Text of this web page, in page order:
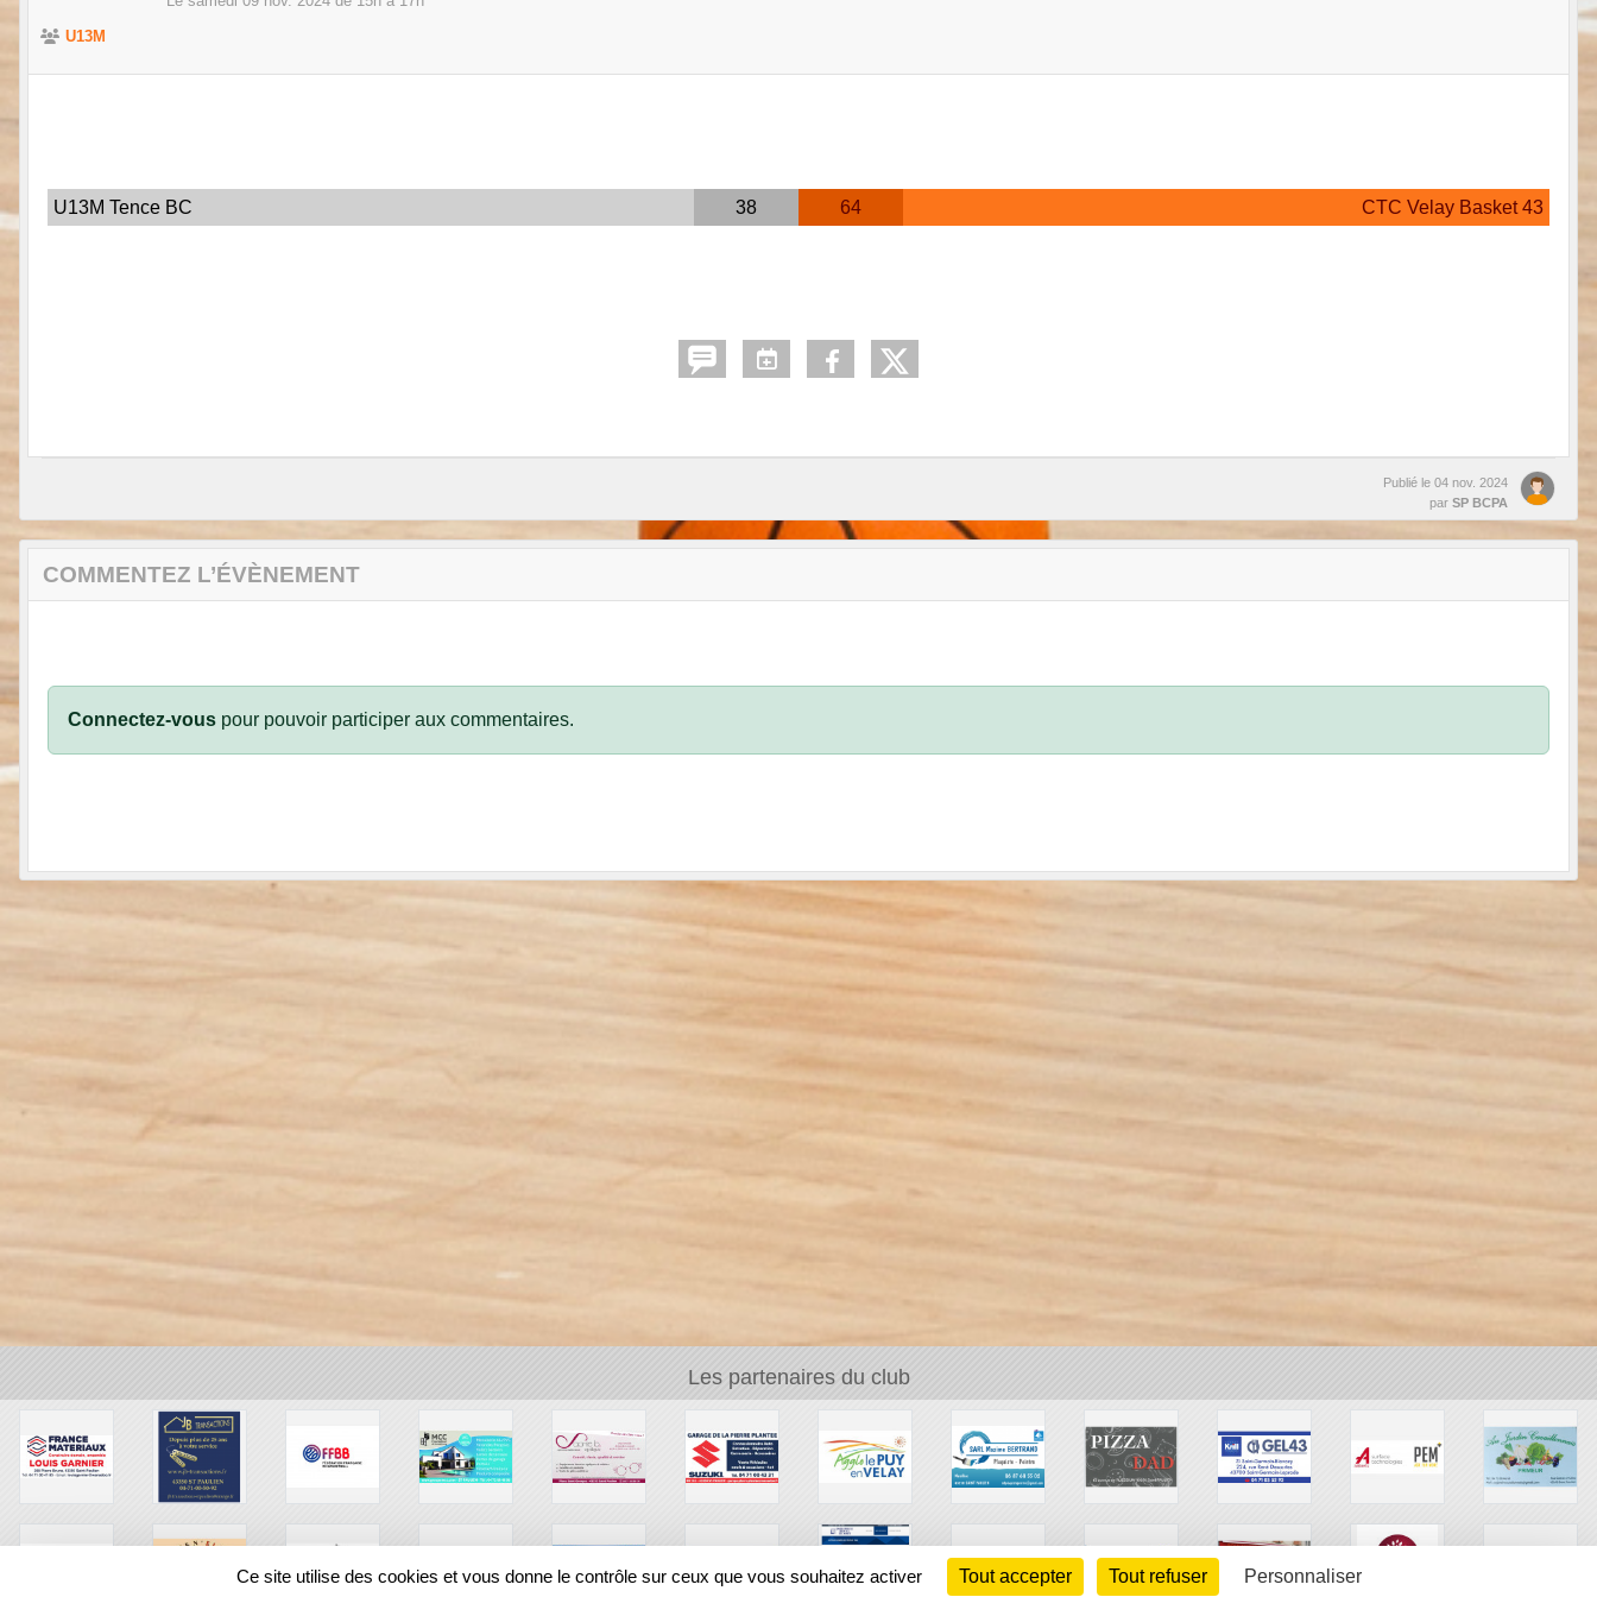
U13M
U13M Tence BC 38 64 CTC Velay Basket 43
Publié le 04 nov. 2024
par SP BCPA
COMMENTEZ L’ÉVÈNEMENT
Connectez-vous pour pouvoir participer aux commentaires.
Les partenaires du club
Ce site utilise des cookies et vous donne le contrôle sur ceux que vous souhaitez activer Tout accepter Tout refuser Personnaliser